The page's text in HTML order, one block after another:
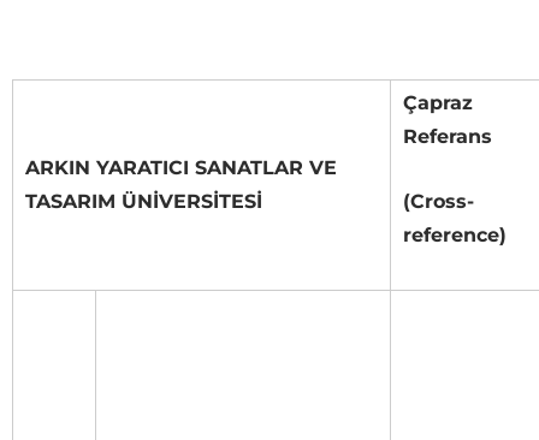
ARKIN YARATICI SANATLAR VE
TASARIM ÜNİVERSİTESİ
Çapraz
Referans
(Cross-
reference)